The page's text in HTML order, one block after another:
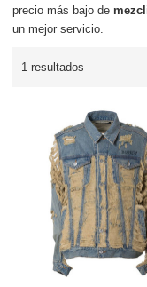
precio más bajo de
un mejor servicio.
1 resultados